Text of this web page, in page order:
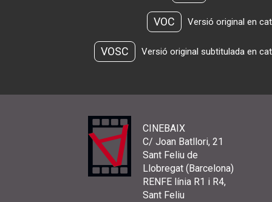
VOC Versió original en
VOSC Versió original subtitulada en
CINEBAIX
C/ Joan Batllori, 21
Sant Feliu de
Llobregat (Barcelona)
RENFE línia R1 i R4,
Sant Feliu